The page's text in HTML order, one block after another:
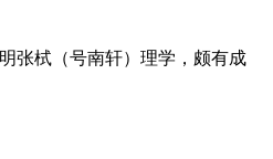
张栻（号南轩）理学，颇有成